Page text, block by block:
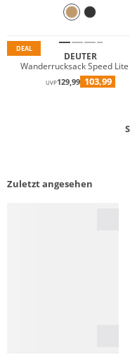
DEAL
DEUTER
Wanderrucksack Speed Lite
UVP129,99 103,99
Zuletzt angesehen